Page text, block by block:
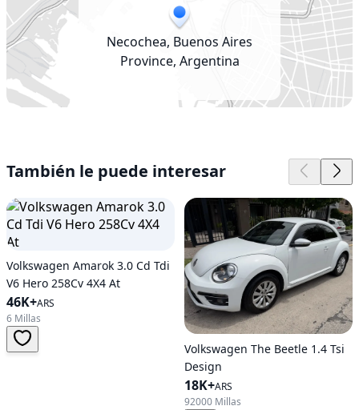
Necochea, Buenos Aires
Province, Argentina
También le puede interesar
Volkswagen Amarok 3.0 Cd Tdi
V6 Hero 258Cv 4X4 At
46K+ARS
6 Millas
Volkswagen The Beetle 1.4 Tsi
Design
18K+ARS
92000 Millas